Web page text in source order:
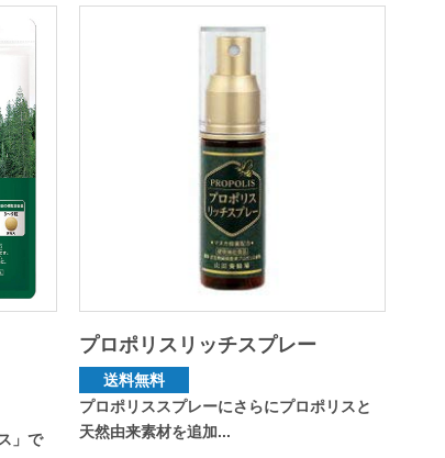
」で
プロポリスリッチスプレー
送料無料
プロポリススプレーにさらにプロポリスと
天然由来素材を追加...